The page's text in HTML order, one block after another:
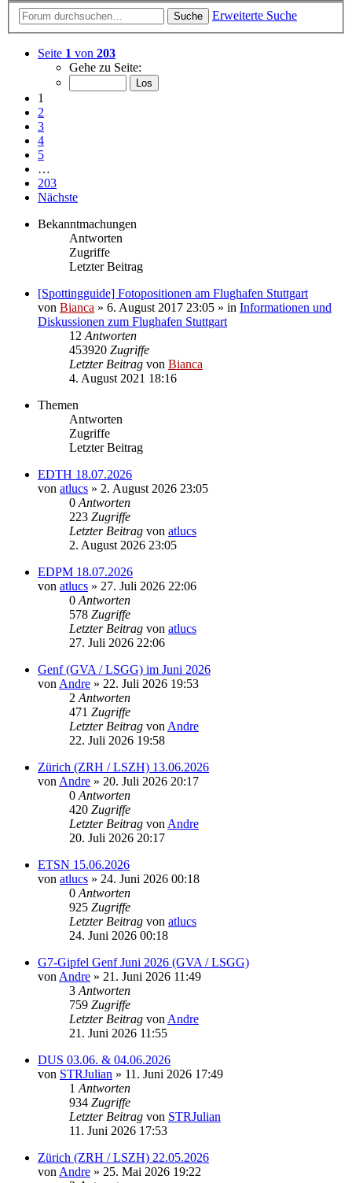
Suche Erweiterte Suche
Seite 1 von 203
Gehe zu Seite:
1
2
3
4
5
…
203
Nächste
Bekanntmachungen
Antworten
Zugriffe
Letzter Beitrag
[Spottingguide] Fotopositionen am Flughafen Stuttgart
von Bianca » 6. August 2017 23:05 » in Informationen und
Diskussionen zum Flughafen Stuttgart
12 Antworten
453920 Zugriffe
Letzter Beitrag von Bianca
4. August 2021 18:16
Themen
Antworten
Zugriffe
Letzter Beitrag
EDTH 18.07.2026
von atlucs » 2. August 2026 23:05
0 Antworten
223 Zugriffe
Letzter Beitrag von atlucs
2. August 2026 23:05
EDPM 18.07.2026
von atlucs » 27. Juli 2026 22:06
0 Antworten
578 Zugriffe
Letzter Beitrag von atlucs
27. Juli 2026 22:06
Genf (GVA / LSGG) im Juni 2026
von Andre » 22. Juli 2026 19:53
2 Antworten
471 Zugriffe
Letzter Beitrag von Andre
22. Juli 2026 19:58
Zürich (ZRH / LSZH) 13.06.2026
von Andre » 20. Juli 2026 20:17
0 Antworten
420 Zugriffe
Letzter Beitrag von Andre
20. Juli 2026 20:17
ETSN 15.06.2026
von atlucs » 24. Juni 2026 00:18
0 Antworten
925 Zugriffe
Letzter Beitrag von atlucs
24. Juni 2026 00:18
G7-Gipfel Genf Juni 2026 (GVA / LSGG)
von Andre » 21. Juni 2026 11:49
3 Antworten
759 Zugriffe
Letzter Beitrag von Andre
21. Juni 2026 11:55
DUS 03.06. & 04.06.2026
von STRJulian » 11. Juni 2026 17:49
1 Antworten
934 Zugriffe
Letzter Beitrag von STRJulian
11. Juni 2026 17:53
Zürich (ZRH / LSZH) 22.05.2026
von Andre » 25. Mai 2026 19:22